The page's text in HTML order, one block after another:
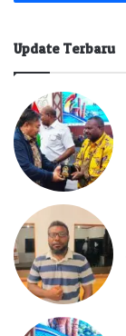
Update Terbaru